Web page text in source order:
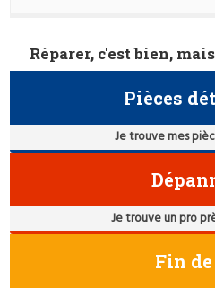
Réparer, c'est bien,
Pièces
Je trouve mes
Je trouve un pro
Fin